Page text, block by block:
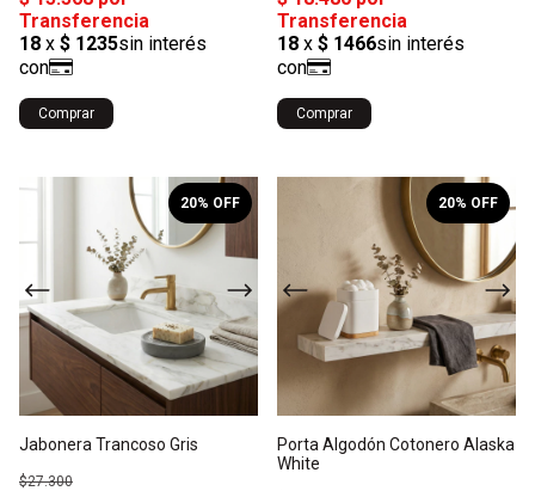
Comprar Comprar
1/4
Jabonera Trancoso Gris
$27.300
20% OFF 1/2
Porta Algodón Cotonero Alaska
White
20% OFF